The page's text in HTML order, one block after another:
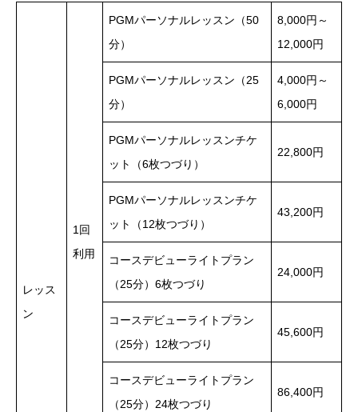
レッス
ン
1回
利用
PGMパーソナルレッスン（50
分）
8,000円～
12,000円
PGMパーソナルレッスン（25
分）
4,000円～
6,000円
PGMパーソナルレッスンチケ
ット（6枚つづり）
22,800円
PGMパーソナルレッスンチケ
ット（12枚つづり）
43,200円
コースデビューライトプラン
（25分）6枚つづり
24,000円
コースデビューライトプラン
（25分）12枚つづり
45,600円
コースデビューライトプラン
（25分）24枚つづり
86,400円